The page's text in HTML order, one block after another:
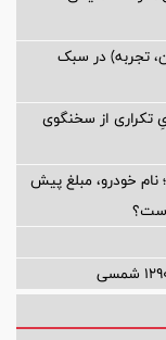
تجربه) در سبک
تکراری از سخنگوی
خودرو، مبلغ پیش